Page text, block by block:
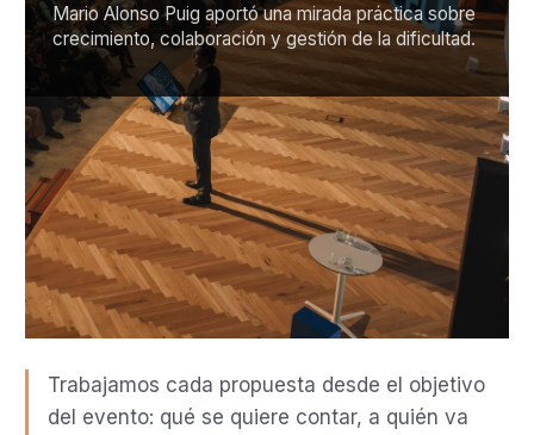
Mario Alonso Puig aportó una mirada práctica sobre
crecimiento, colaboración y gestión de la dificultad.
Trabajamos cada propuesta desde el objetivo
del evento: qué se quiere contar, a quién va